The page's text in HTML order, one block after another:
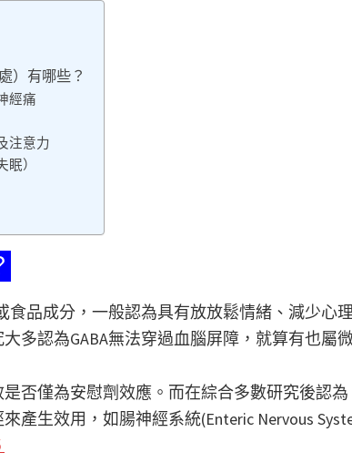
）有哪些？
經痛
注意力
眠）
食品成分，一般認為具有放放鬆情緒、減少心
多認為GABA無法穿過血腦屏障，就算有也屬
否僅為安慰劑效應。而在綜合多數研究後認為
產生效用，如腸神經系統(Enteric Nervous